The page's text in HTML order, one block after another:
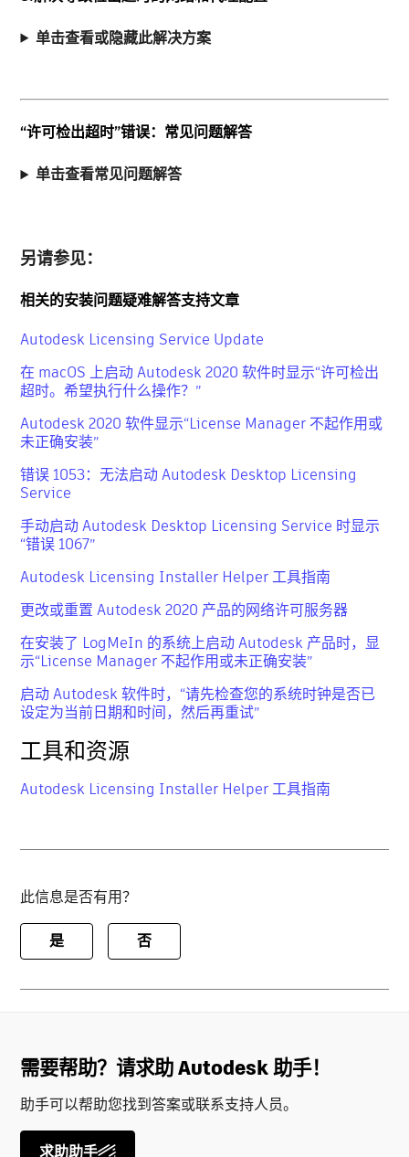
单击查看或隐藏此解决方案
“许可检出超时”错误：常见问题解答
单击查看常见问题解答
另请参见：
相关的安装问题疑难解答支持文章
Autodesk Licensing Service Update
在 macOS 上启动 Autodesk 2020 软件时显示“许可检出
超时。希望执行什么操作？”
Autodesk 2020 软件显示“License Manager 不起作用或
未正确安装”
错误 1053：无法启动 Autodesk Desktop Licensing
Service
手动启动 Autodesk Desktop Licensing Service 时显示
“错误 1067”
Autodesk Licensing Installer Helper 工具指南
更改或重置 Autodesk 2020 产品的网络许可服务器
在安装了 LogMeIn 的系统上启动 Autodesk 产品时，显
示“License Manager 不起作用或未正确安装”
启动 Autodesk 软件时，“请先检查您的系统时钟是否已
设定为当前日期和时间，然后再重试”
工具和资源
Autodesk Licensing Installer Helper 工具指南
此信息是否有用？
是 否
需要帮助？请求助 Autodesk 助手！
助手可以帮助您找到答案或联系支持人员。
求助助手